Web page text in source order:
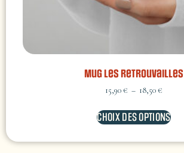
Mug Les retrouvailles
15,90€ – 18,50€
CHOIX DES OPTIONS